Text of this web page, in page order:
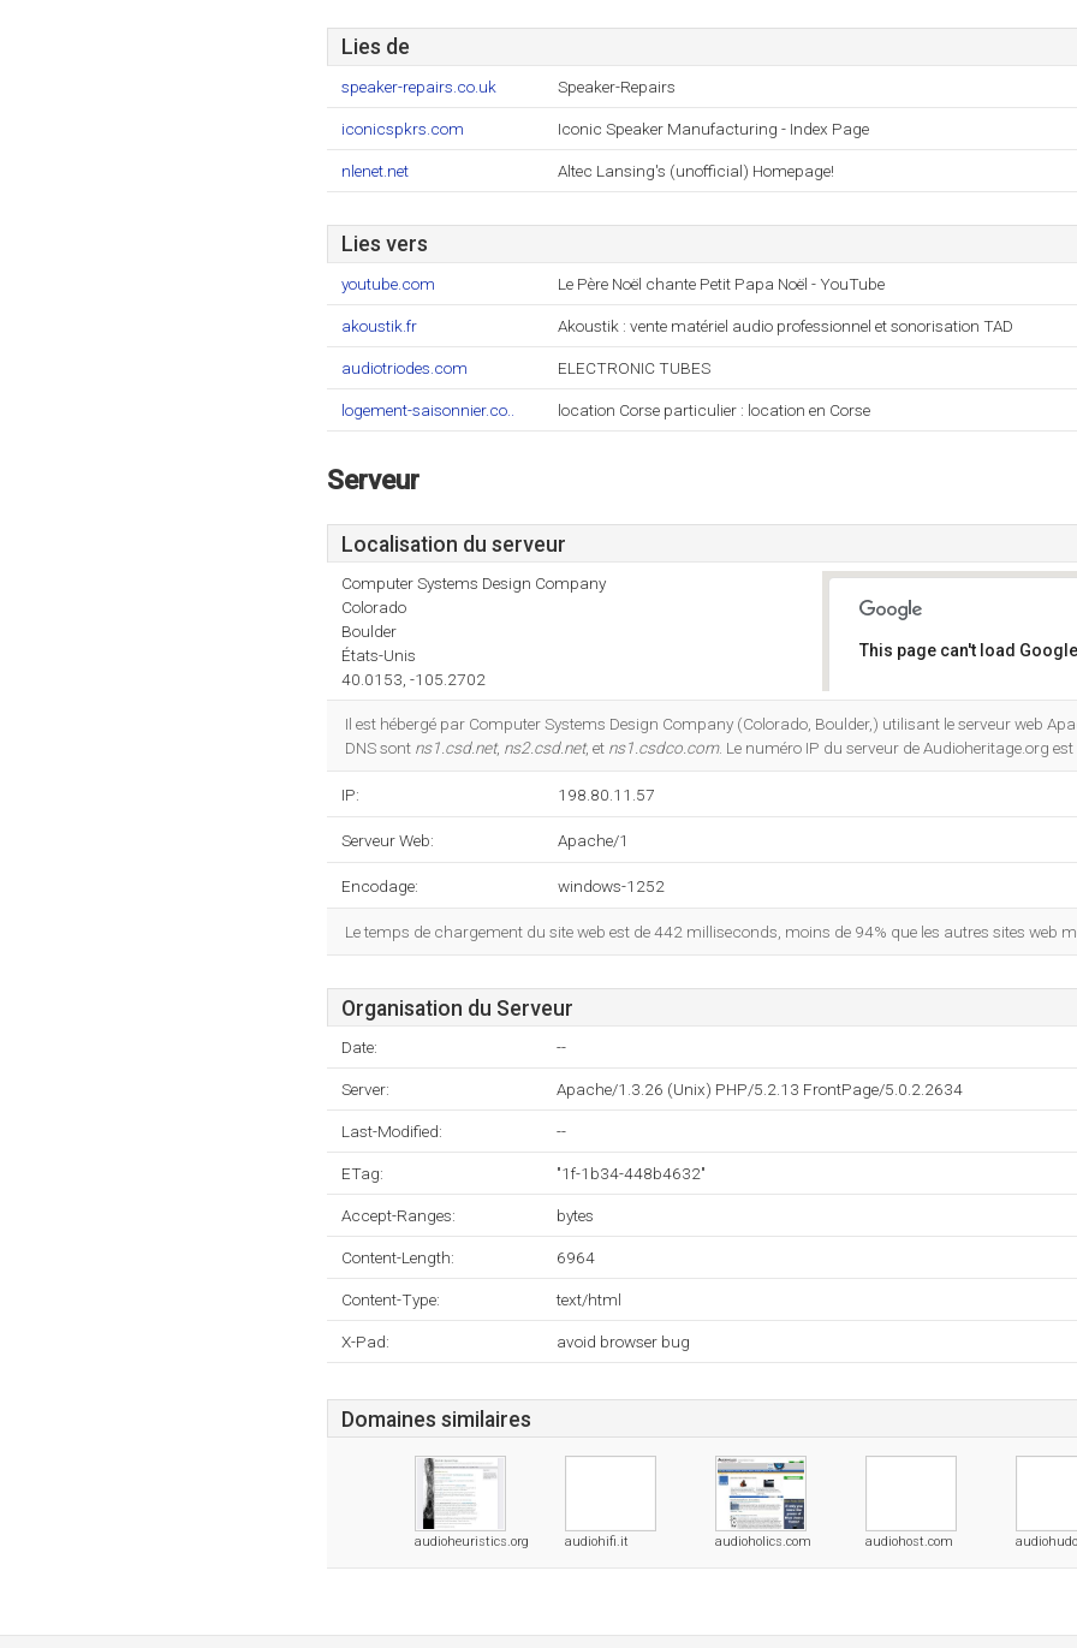
Lies de
speaker-repairs.co.uk Speaker-Repairs
iconicspkrs.com Iconic Speaker Manufacturing - Index Page
nlenet.net Altec Lansing's (unofficial) Homepage!
Lies vers
youtube.com Le Père Noël chante Petit Papa Noël - YouTube
akoustik.fr Akoustik : vente matériel audio professionnel et sonorisation TAD
audiotriodes.com ELECTRONIC TUBES
logement-saisonnier.co.. location Corse particulier : location en Corse
Serveur
Localisation du serveur
Computer Systems Design Company
Colorado
Boulder
États-Unis
40.0153, -105.2702
This page can't load
Il est hébergé par Computer Systems Design Company (Colorado, Boulder,) utilisant le serveur web
DNS sont ns1.csd.net, ns2.csd.net, et ns1.csdco.com. Le numéro IP du serveur de Audioheritage.org
IP: 198.80.11.57
Serveur Web: Apache/1
Encodage: windows-1252
Le temps de chargement du site web est de 442 milliseconds, moins de 94% que les autres sites web
Organisation du Serveur
Date: --
Server: Apache/1.3.26 (Unix) PHP/5.2.13 FrontPage/5.0.2.2634
Last-Modified: --
ETag: "1f-1b34-448b4632"
Accept-Ranges: bytes
Content-Length: 6964
Content-Type: text/html
X-Pad: avoid browser bug
Domaines similaires
audioheuristics.org audiohifi.it audioholics.com audiohost.com